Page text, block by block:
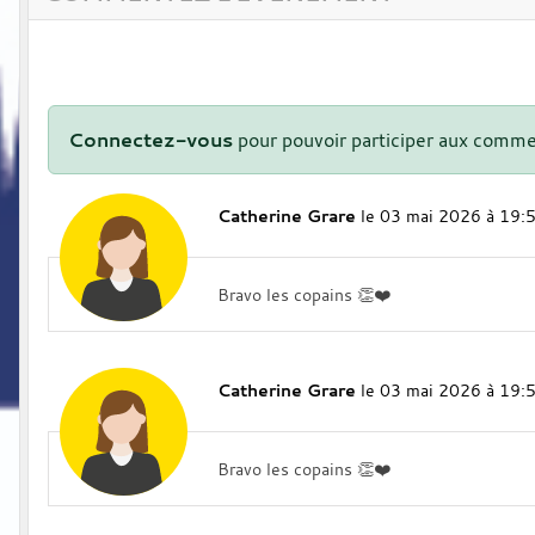
Connectez-vous pour pouvoir participer aux
Catherine Grare le 03 mai 2026 à
Bravo les copains 👏❤️
Catherine Grare le 03 mai 2026 à
Bravo les copains 👏❤️